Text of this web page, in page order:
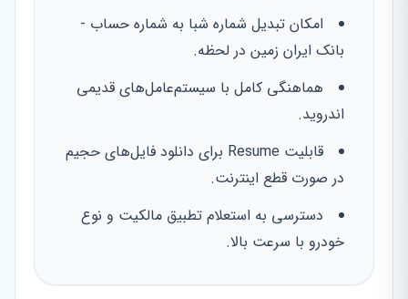
امکان تبدیل شماره شبا به شماره حساب -
بانک ایران زمین در لحظه.
هماهنگی کامل با سیستم‌عامل‌های قدیمی
اندروید.
قابلیت Resume برای دانلود فایل‌های حجیم
در صورت قطع اینترنت.
دسترسی به استعلام تطبیق مالکیت و نوع
خودرو با سرعت بالا.